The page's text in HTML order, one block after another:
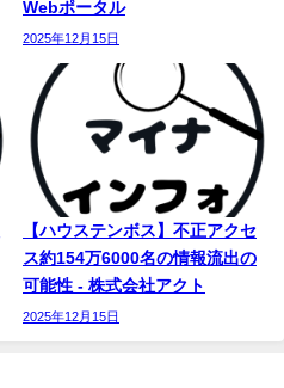
Webポータル
2025年12月15日
【ハウステンボス】不正アクセ
ス約154万6000名の情報流出の
可能性 - 株式会社アクト
2025年12月15日